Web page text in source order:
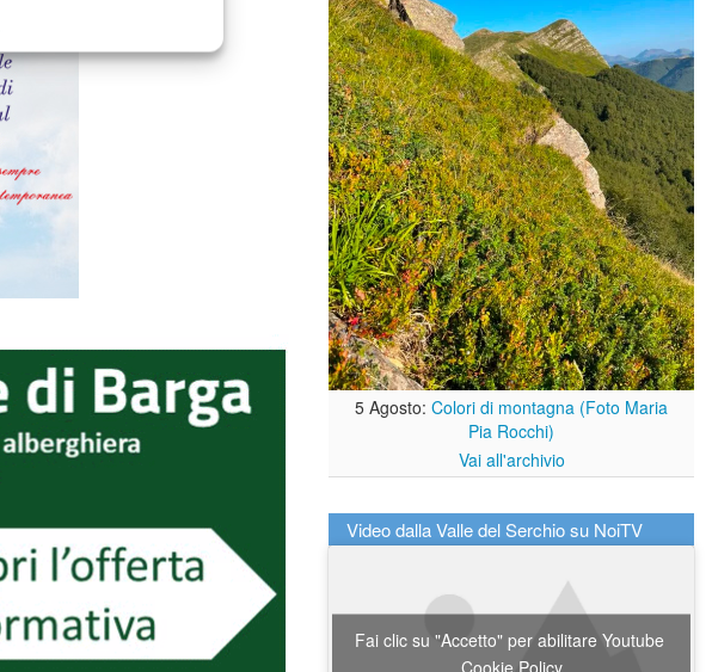
5 Agosto: Colori di montagna (Foto Maria
Pia Rocchi)
Vai all'archivio
Video dalla Valle del Serchio su NoiTV
Fai clic su "Accetto" per abilitare Youtube
Cookie Policy